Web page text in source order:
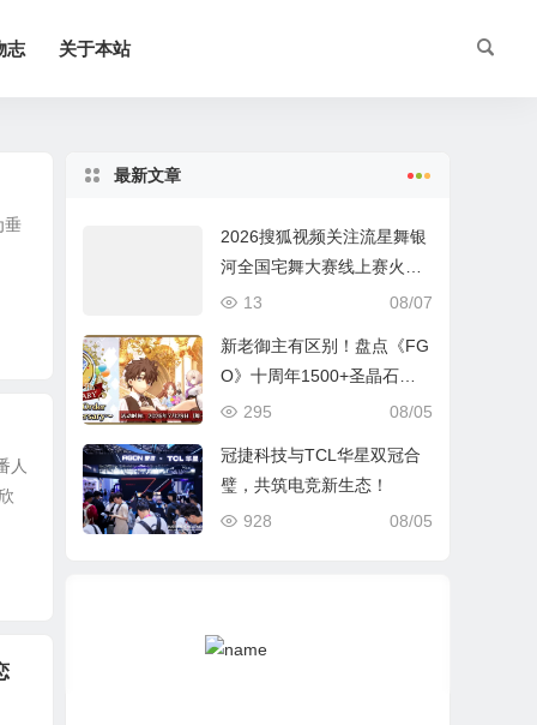
志 关于本站
垂
人
最新文章
2026搜狐视频关注流星舞银
河全国宅舞大赛线上赛火热
进行中
08/07
13
新老御主有区别！盘点《FG
O》十周年1500+圣晶石福
利全部获取方式
08/05
295
冠捷科技与TCL华星双冠合
璧，共筑电竞新生态！
08/05
928